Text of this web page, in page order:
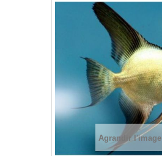
Agrandir l'image